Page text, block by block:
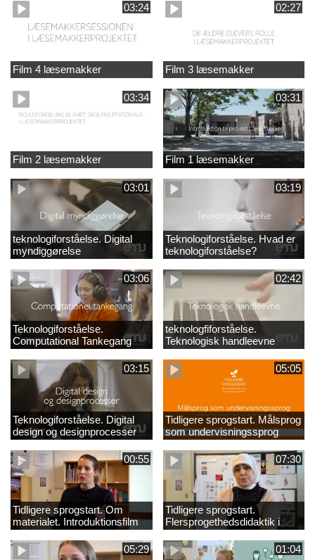
03:24
Film 4 læsemakker
02:27
Film 3 læsemakker
03:34
Film 2 læsemakker
03:31
Film 1 læsemakker
03:01
teknologiforståelse. Digital
myndiggørelse
03:19
Teknologiforståelse. Hvad er
teknologiforståelse?
03:06
Teknologiforståelse.
Computational Tankegang
02:42
teknologfiforståelse.
Teknologisk handleevne
03:15
Teknologiforståelse. Digital
design og designprocesser
05:05
Tidligere sprogstart. Målsprog
som undervisningssprog
00:55
Tidligere sprogstart. Om
materialet. Introduktionsfilm
07:30
Tidligere sprogstart.
Flersprogethedsdidaktik i
fransk og tysk
05:29
01:04